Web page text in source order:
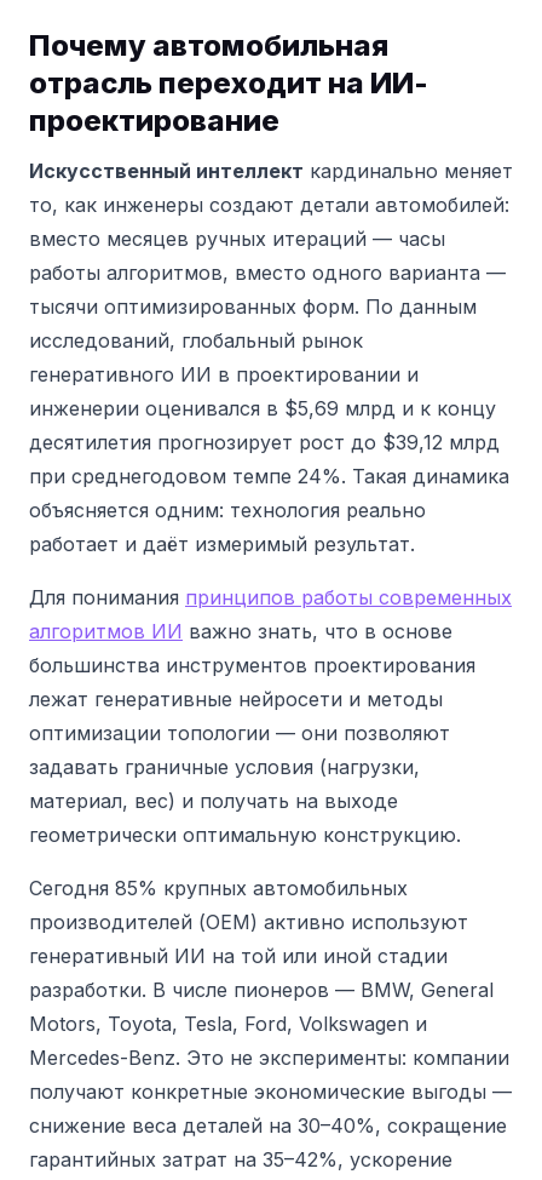
Почему автомобильная
отрасль переходит на ИИ-
проектирование
Искусственный интеллект кардинально меняет
то, как инженеры создают детали автомобилей:
вместо месяцев ручных итераций — часы
работы алгоритмов, вместо одного варианта —
тысячи оптимизированных форм. По данным
исследований, глобальный рынок
генеративного ИИ в проектировании и
инженерии оценивался в $5,69 млрд и к концу
десятилетия прогнозирует рост до $39,12 млрд
при среднегодовом темпе 24%. Такая динамика
объясняется одним: технология реально
работает и даёт измеримый результат.
Для понимания принципов работы современных
алгоритмов ИИ важно знать, что в основе
большинства инструментов проектирования
лежат генеративные нейросети и методы
оптимизации топологии — они позволяют
задавать граничные условия (нагрузки,
материал, вес) и получать на выходе
геометрически оптимальную конструкцию.
Сегодня 85% крупных автомобильных
производителей (OEM) активно используют
генеративный ИИ на той или иной стадии
разработки. В числе пионеров — BMW, General
Motors, Toyota, Tesla, Ford, Volkswagen и
Mercedes-Benz. Это не эксперименты: компании
получают конкретные экономические выгоды —
снижение веса деталей на 30–40%, сокращение
гарантийных затрат на 35–42%, ускорение